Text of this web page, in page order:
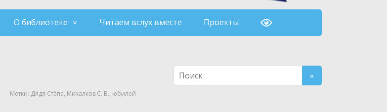
О библиотеке Читаем вслух вместе Проекты
Метки: Дядя Стёпа, Михалков С. В., юбилей